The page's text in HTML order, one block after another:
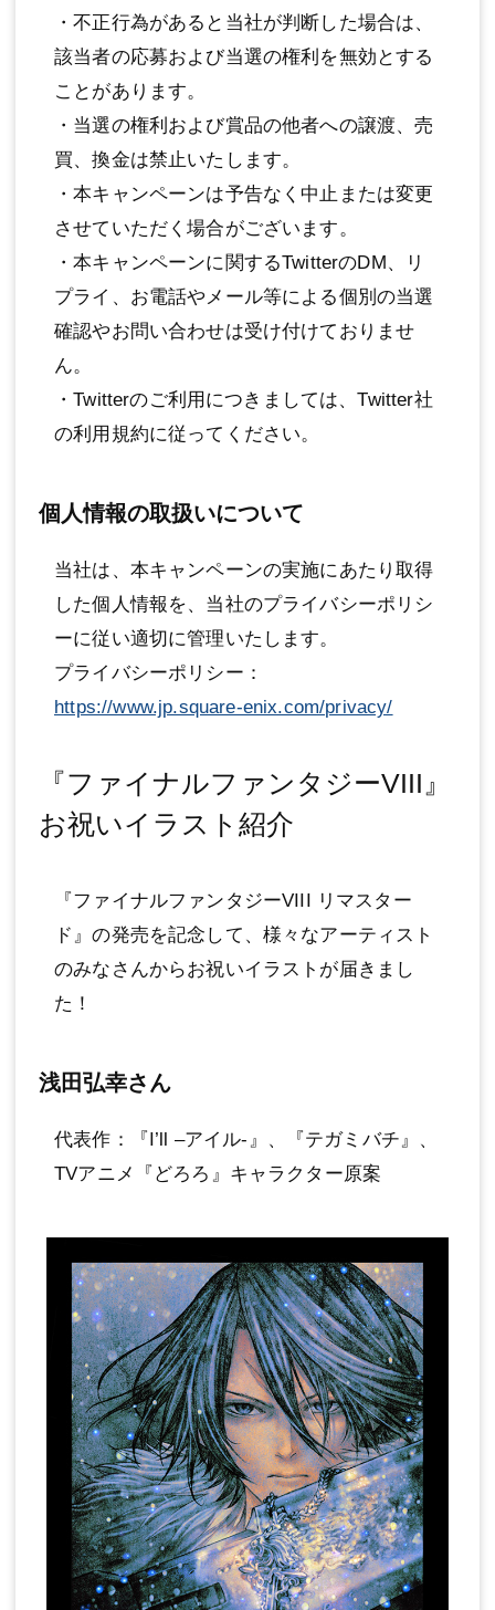
・不正行為があると当社が判断した場合は、
該当者の応募および当選の権利を無効とする
ことがあります。
・当選の権利および賞品の他者への譲渡、売
買、換金は禁止いたします。
・本キャンペーンは予告なく中止または変更
させていただく場合がございます。
・本キャンペーンに関するTwitterのDM、リ
プライ、お電話やメール等による個別の当選
確認やお問い合わせは受け付けておりませ
ん。
・Twitterのご利用につきましては、Twitter社
の利用規約に従ってください。
個人情報の取扱いについて
当社は、本キャンペーンの実施にあたり取得
した個人情報を、当社のプライバシーポリシ
ーに従い適切に管理いたします。
プライバシーポリシー：
https://www.jp.square-enix.com/privacy/
『ファイナルファンタジーVIII』
お祝いイラスト紹介
『ファイナルファンタジーVIII リマスター
ド』の発売を記念して、様々なアーティスト
のみなさんからお祝いイラストが届きまし
た！
浅田弘幸さん
代表作：『I’ll –アイル-』、『テガミバチ』、
TVアニメ『どろろ』キャラクター原案